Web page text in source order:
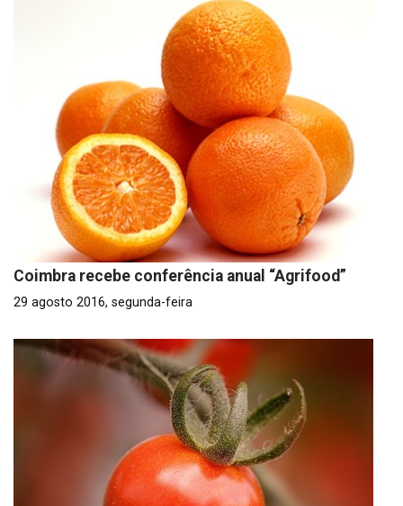
Coimbra recebe conferência anual “Agrifood”
29 agosto 2016, segunda-feira